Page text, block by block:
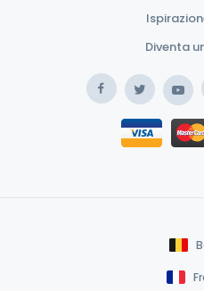
Diventa
FacebookTwitter
Safe